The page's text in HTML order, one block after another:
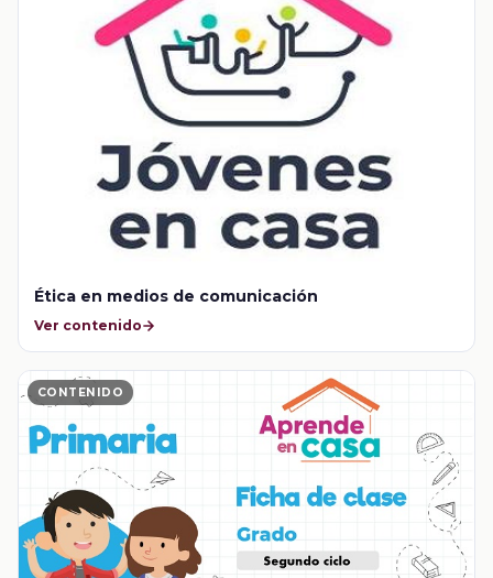
Ética en medios de comunicación
Ver contenido
CONTENIDO